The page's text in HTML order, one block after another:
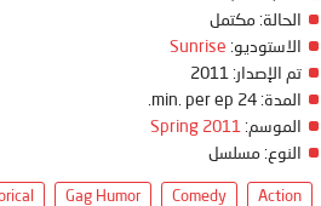
الحالة: مكتمل
الاستوديو: Sunrise
تم الإصدار:
المدة:
الموسم: Spring 2011
النوع: مسلسل
Action
Comedy
Gag Humor